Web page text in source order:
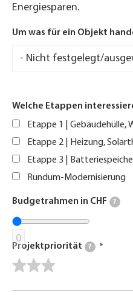
Energiesparen.
Um was für ein Objekt
Welche Etappen
Etappe 1 |
Etappe 2 | Heizung,
Etappe 3 |
Rundum-Modernisierung
Budgetrahmen in CHF ?
0
Projektpriorität ?